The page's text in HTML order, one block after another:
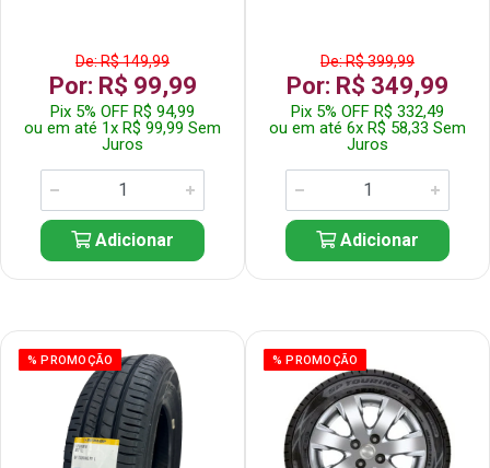
De: R$ 149,99
Por: R$ 99,99
Pix 5% OFF R$ 94,99
ou em até 1x R$ 99,99 Sem
Juros
Adicionar
De: R$ 399,99
Por: R$ 349,99
Pix 5% OFF R$ 332,49
ou em até 6x R$ 58,33 Sem
Juros
Adicionar
% PROMOÇÃO % PROMOÇÃO